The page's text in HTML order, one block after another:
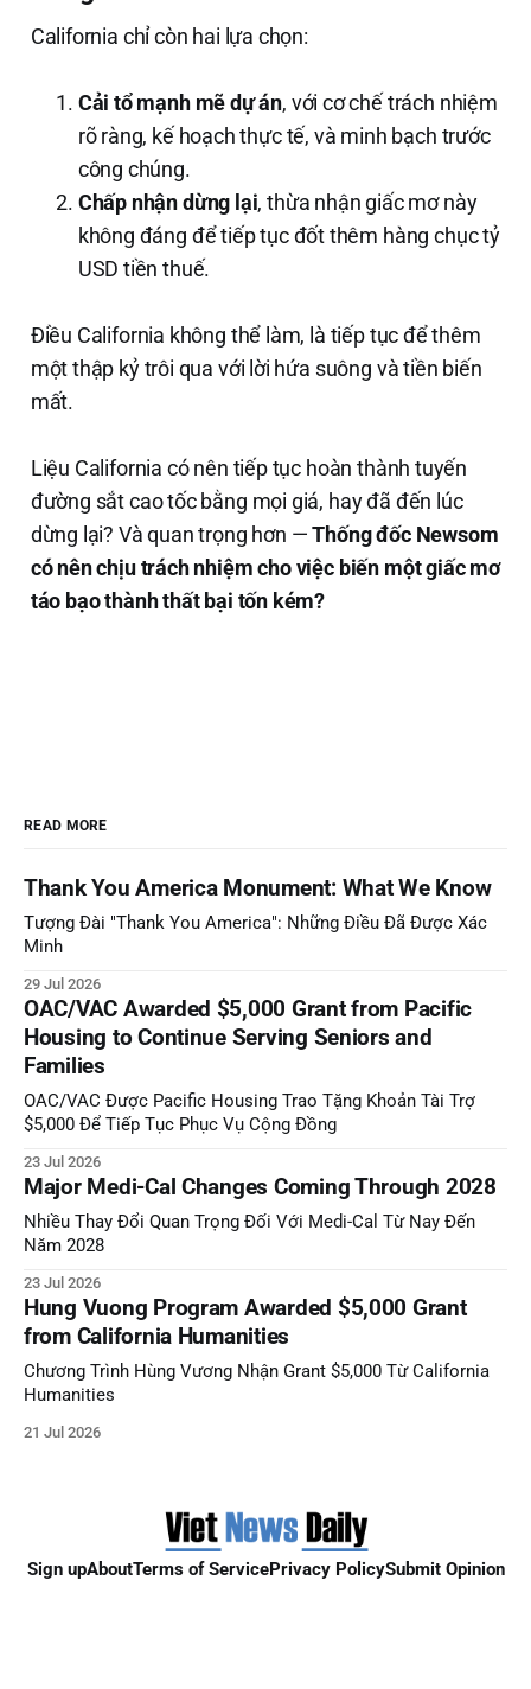
California chỉ còn hai lựa chọn:
Cải tổ mạnh mẽ dự án, với cơ chế trách nhiệm
rõ ràng, kế hoạch thực tế, và minh bạch trước
công chúng.
Chấp nhận dừng lại, thừa nhận giấc mơ này
không đáng để tiếp tục đốt thêm hàng chục tỷ
USD tiền thuế.
Điều California không thể làm, là tiếp tục để thêm
một thập kỷ trôi qua với lời hứa suông và tiền biến
mất.
Liệu California có nên tiếp tục hoàn thành tuyến
đường sắt cao tốc bằng mọi giá, hay đã đến lúc
dừng lại? Và quan trọng hơn —Thống đốc Newsom
có nên chịu trách nhiệm cho việc biến một giấc mơ
táo bạo thành thất bại tốn kém?
READ MORE
Thank You America Monument: What We Know
Tượng Đài "Thank You America": Những Điều Đã Được Xác
Minh
29 Jul 2026
OAC/VAC Awarded $5,000 Grant from Pacific
Housing to Continue Serving Seniors and
Families
OAC/VAC Được Pacific Housing Trao Tặng Khoản Tài Trợ
$5,000 Để Tiếp Tục Phục Vụ Cộng Đồng
23 Jul 2026
Major Medi-Cal Changes Coming Through 2028
Nhiều Thay Đổi Quan Trọng Đối Với Medi-Cal Từ Nay Đến
Năm 2028
23 Jul 2026
Hung Vuong Program Awarded $5,000 Grant
from California Humanities
Chương Trình Hùng Vương Nhận Grant $5,000 Từ California
Humanities
21 Jul 2026
Sign upAboutTerms of ServicePrivacy PolicySubmit Opinion